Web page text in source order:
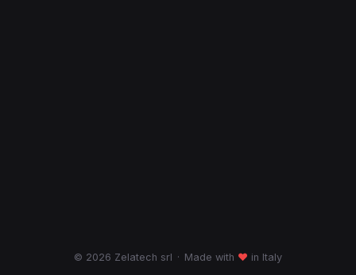
© 2026 Zelatech srl · Made with ♥ in Italy